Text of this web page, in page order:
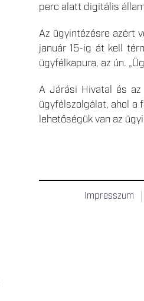
perc alatt digitális
Az ügyintézésre azért
január 15-ig át kell
ügyfélkapura, az ún.
A Járási Hivatal és
ügyfélszolgálat, ahol a
lehetőségük van az
Impresszum